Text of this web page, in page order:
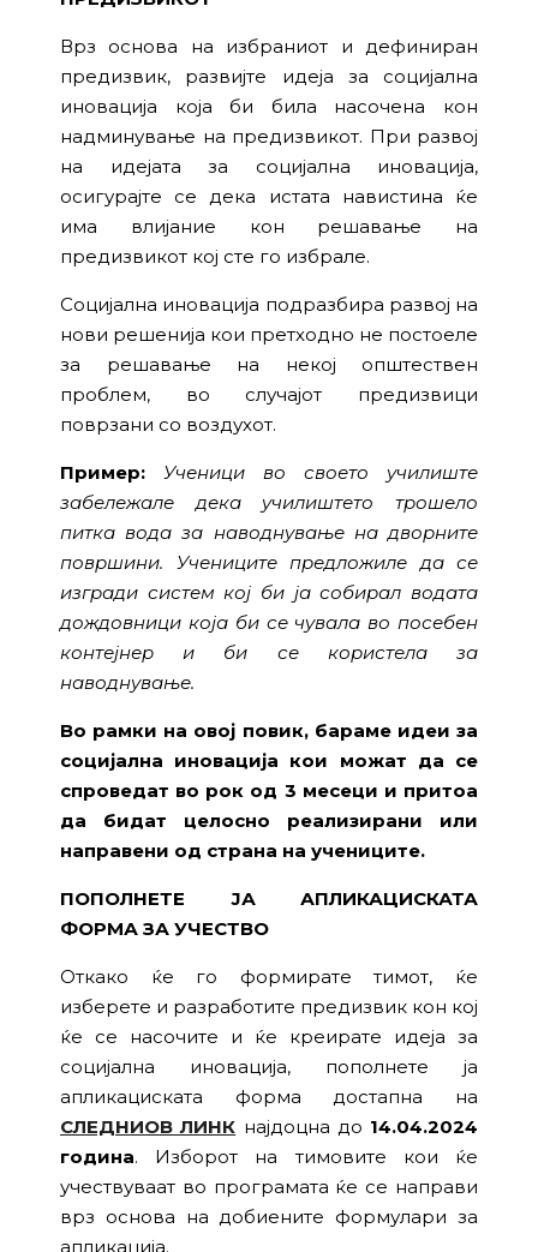
Врз основа на избраниот и дефиниран
предизвик, развијте идеја за социјална
иновација која би била насочена кон
надминување на предизвикот. При развој
на идејата за социјална иновација,
осигурајте се дека истата навистина ќе
има влијание кон решавање на
предизвикот кој сте го избрале.
Социјална иновација подразбира развој на
нови решенија кои претходно не постоеле
за решавање на некој општествен
проблем, во случајот предизвици
поврзани со воздухот.
Пример:
Ученици во своето училиште
забележале дека училиштето трошело
питка вода за наводнување на дворните
површини. Учениците предложиле да се
изгради систем кој би ја собирал водата
дождовници која би се чувала во посебен
контејнер и би се користела за
наводнување.
Во рамки на овој повик, бараме идеи за
социјална иновација кои можат да се
спроведат во рок од 3 месеци и притоа
да бидат целосно реализирани или
направени од страна на учениците.
ПОПОЛНЕТЕ ЈА АПЛИКАЦИСКАТА
ФОРМА ЗА УЧЕСТВО
Откако ќе го формирате тимот, ќе
изберете и разработите предизвик кон кој
ќе се насочите и ќе креирате идеја за
социјална иновација, пополнете ја
апликациската форма достапна на
СЛЕДНИОВ ЛИНК најдоцна до 14.04.2024
година. Изборот на тимовите кои ќе
учествуваат во програмата ќе се направи
врз основа на добиените формулари за
апликација.